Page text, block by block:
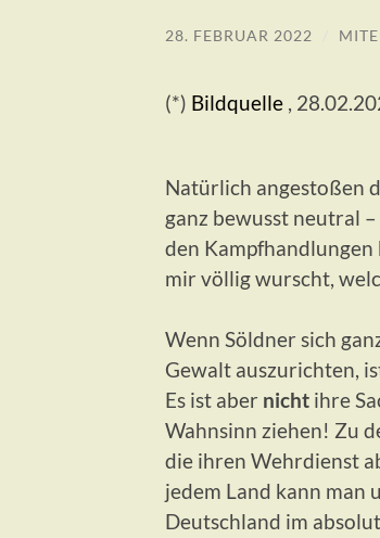
28. FEBRUAR 2022
(*) Bildquelle ,
Natürlich angestoßen
ganz bewusst neutral
den
mir völlig wurscht,
Wenn Söldner sich
Gewalt auszurichten,
Es ist aber nicht ihre
Wahnsinn ziehen! Zu
die ihren Wehrdienst
jedem Land kann man
Deutschland im